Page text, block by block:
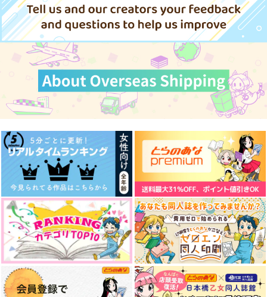
キスしないと出られな
い部屋
好屋牢
660円（税込）
松野カラ松×松野一松
サンプル
作品詳細
Too Over!
はちみつノイズ
787円
松野一松×松野おそ松
サンプル
作品詳細
つまりそれってどうい
うこと？
ホクリホカ。
362円（税込）
松野おそ松×松野一松
サンプル
作品詳細
松野一松×松野トド松
サンプル
カート
おそ松さん
松野一松×松野トド松
サンプル
おそ松さん
松野カラ松
松野一松
サンプル
Too Over!
はちみつノイズ
専売 787円（税込）
おそ松さん
松野一松×松野おそ松
PIECE OF CAKE
キナコロンド
専売 787円（税込）
おそ松さん
松野一松×松野チョロ松